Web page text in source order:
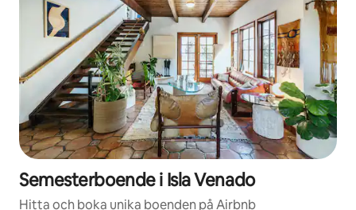
Semesterboende i Isla Venado
Hitta och boka unika boenden på Airbnb